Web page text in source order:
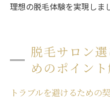
理想の脱毛体験を実現しま
脱毛サロン
めのポイン
トラブルを避けるための